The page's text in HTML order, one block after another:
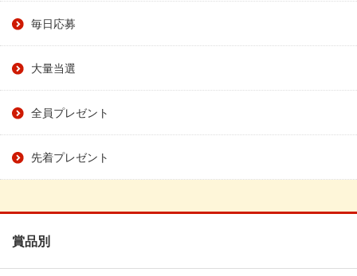
毎日応募
大量当選
全員プレゼント
先着プレゼント
賞品別